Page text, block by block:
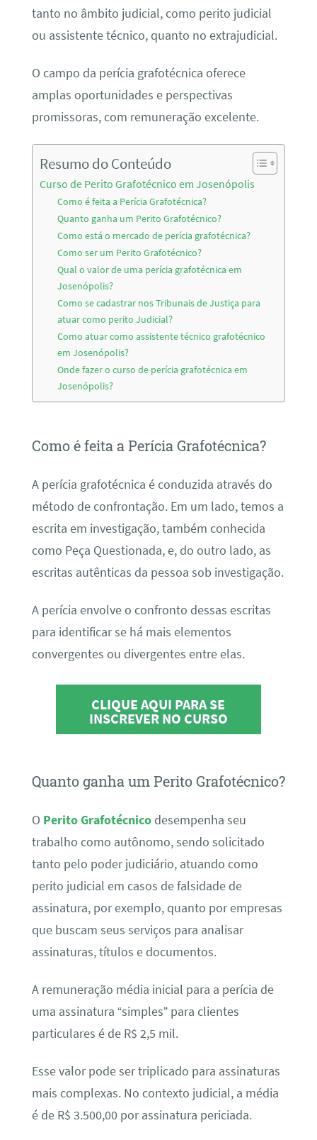
tanto no âmbito judicial, como perito judicial
ou assistente técnico, quanto no extrajudicial.
O campo da perícia grafotécnica oferece
amplas oportunidades e perspectivas
promissoras, com remuneração excelente.
Resumo do Conteúdo
Curso de Perito Grafotécnico em Josenópolis
Como é feita a Perícia Grafotécnica?
Quanto ganha um Perito Grafotécnico?
Como está o mercado de perícia grafotécnica?
Como ser um Perito Grafotécnico?
Qual o valor de uma perícia grafotécnica em
Josenópolis?
Como se cadastrar nos Tribunais de Justiça para
atuar como perito Judicial?
Como atuar como assistente técnico grafotécnico
em Josenópolis?
Onde fazer o curso de perícia grafotécnica em
Josenópolis?
Como é feita a Perícia Grafotécnica?
A perícia grafotécnica é conduzida através do
método de confrontação. Em um lado, temos a
escrita em investigação, também conhecida
como Peça Questionada, e, do outro lado, as
escritas autênticas da pessoa sob investigação.
A perícia envolve o confronto dessas escritas
para identificar se há mais elementos
convergentes ou divergentes entre elas.
CLIQUE AQUI PARA SE
INSCREVER NO CURSO
Quanto ganha um Perito Grafotécnico?
O Perito Grafotécnicodesempenha seu
trabalho como autônomo, sendo solicitado
tanto pelo poder judiciário, atuando como
perito judicial em casos de falsidade de
assinatura, por exemplo, quanto por empresas
que buscam seus serviços para analisar
assinaturas, títulos e documentos.
A remuneração média inicial para a perícia de
uma assinatura “simples” para clientes
particulares é de R$ 2,5 mil.
Esse valor pode ser triplicado para assinaturas
mais complexas. No contexto judicial, a média
é de R$ 3.500,00 por assinatura periciada.